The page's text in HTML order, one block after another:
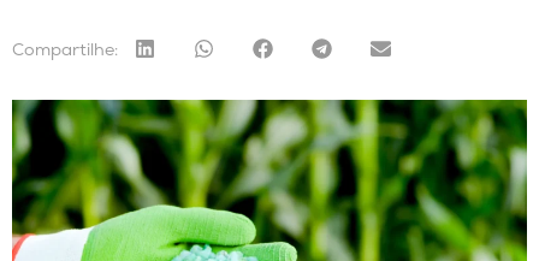
Compartilhe: